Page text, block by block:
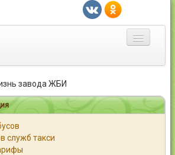
завода ЖБИ
служб такси